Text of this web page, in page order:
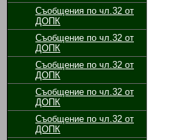
Съобщения по чл.32 от
ДОПК
Съобщение по чл.32 от
ДОПК
Съобщение по чл.32 от
ДОПК
Съобщение по чл.32 от
ДОПК
Съобщение по чл.32 от
ДОПК